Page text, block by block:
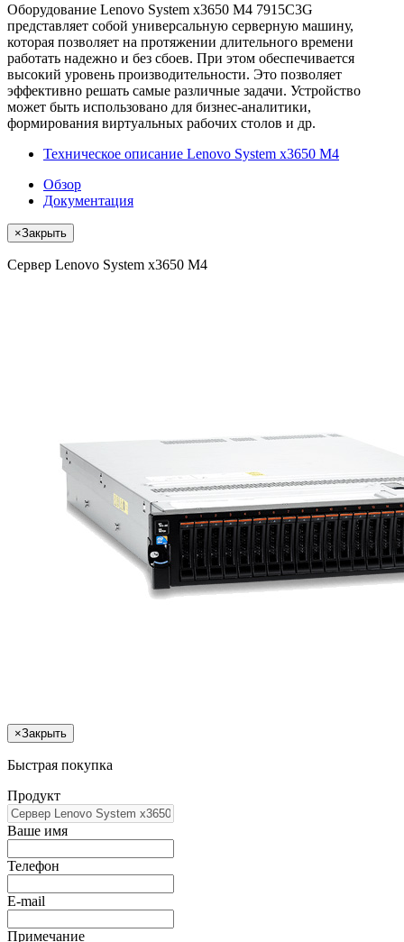
Оборудование Lenovo System x3650 M4 7915C3G
представляет собой универсальную серверную машину,
которая позволяет на протяжении длительного времени
работать надежно и без сбоев. При этом обеспечивается
высокий уровень производительности. Это позволяет
эффективно решать самые различные задачи. Устройство
может быть использовано для бизнес-аналитики,
формирования виртуальных рабочих столов и др.
Техническое описание Lenovo System x3650 M4
Обзор
Документация
×Закрыть
Сервер Lenovo System x3650 M4
×Закрыть
Быстрая покупка
Продукт
Ваше имя
Телефон
E-mail
Примечание